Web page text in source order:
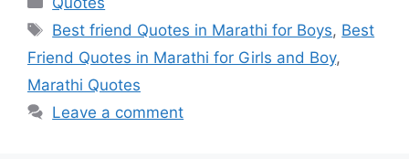
Tags
Best friend Quotes in Marathi for Boys, Best
Friend Quotes in Marathi for Girls and Boy,
Marathi Quotes
Leave a comment